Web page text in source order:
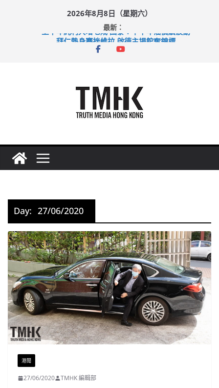
2026年8月8日（星期六）
最新：
上半年純利大增七成 國泰：下半年油價續波動
拜仁熱身賽挫維拉 啟德主場館奪錦標
性罪行修例獲九成支持 鄧炳強：爭取今屆任期內完成立法
Day: 27/06/2020
港聞
27/06/2020 TMHK 編輯部